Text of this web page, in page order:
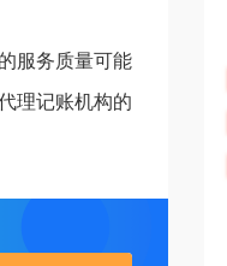
服务质量可能
理记账机构的